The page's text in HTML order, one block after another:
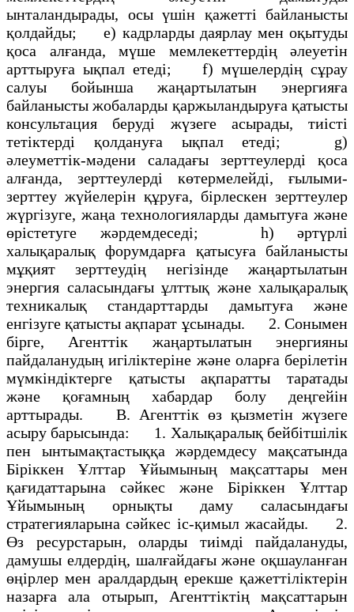
ынталандырады, осы үшін қажетті байланысты
қолдайды; e) кадрларды даярлау мен оқытуды
қоса алғанда, мүше мемлекеттердің әлеуетін
арттыруға ықпал етеді; f) мүшелердің сұрау
салуы бойынша жаңартылатын энергияға
байланысты жобаларды қаржыландыруға қатысты
консультация беруді жүзеге асырады, тиісті
тетіктерді қолдануға ықпал етеді; g)
әлеуметтік-мәдени саладағы зерттеулерді қоса
алғанда, зерттеулерді көтермелейді, ғылыми-
зерттеу жүйелерін құруға, бірлескен зерттеулер
жүргізуге, жаңа технологияларды дамытуға және
өрістетуге жәрдемдеседі; h) әртүрлі
халықаралық форумдарға қатысуға байланысты
мұқият зерттеудің негізінде жаңартылатын
энергия саласындағы ұлттық және халықаралық
техникалық стандарттарды дамытуға және
енгізуге қатысты ақпарат ұсынады. 2. Сонымен
бірге, Агенттік жаңартылатын энергияны
пайдаланудың игіліктеріне және оларға берілетін
мүмкіндіктерге қатысты ақпаратты таратады
және қоғамның хабардар болу деңгейін
арттырады. В. Агенттік өз қызметін жүзеге
асыру барысында: 1. Халықаралық бейбітшілік
пен ынтымақтастыққа жәрдемдесу мақсатында
Біріккен Ұлттар Ұйымының мақсаттары мен
қағидаттарына сәйкес және Біріккен Ұлттар
Ұйымының орнықты даму саласындағы
стратегияларына сәйкес іс-қимыл жасайды. 2.
Өз ресурстарын, оларды тиімді пайдалануды,
дамушы елдердің, шалғайдағы және оқшауланған
өңірлер мен аралдардың ерекше қажеттіліктерін
назарға ала отырып, Агенттіктің мақсаттарын